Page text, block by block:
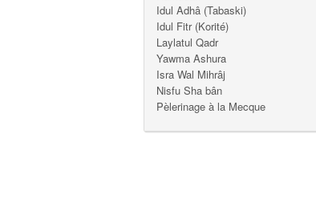
Idul Adhâ (Tabaski)
Idul Fitr (Korité)
Laylatul Qadr
Yawma Ashura
Isra Wal Mihrâj
Nisfu Sha bân
Pèlerinage à la Mecque